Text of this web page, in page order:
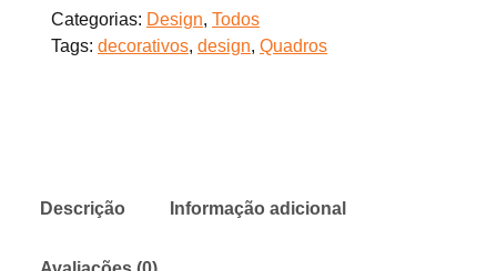
Categorias: Design, Todos
Tags: decorativos, design, Quadros
Descrição Informação adicional